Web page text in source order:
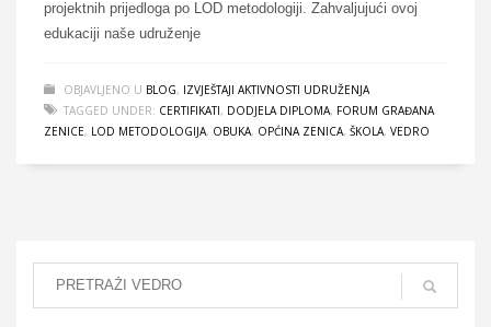
projektnih prijedloga po LOD metodologiji. Zahvaljujući ovoj
edukaciji naše udruženje
OBJAVLJENO U BLOG, IZVJEŠTAJI AKTIVNOSTI UDRUŽENJA
TAGGED UNDER: CERTIFIKATI, DODJELA DIPLOMA, FORUM GRAĐANA
ZENICE, LOD METODOLOGIJA, OBUKA, OPĆINA ZENICA, ŠKOLA, VEDRO